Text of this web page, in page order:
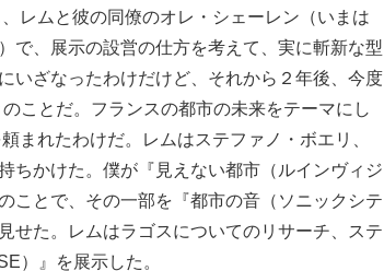
レムと彼の同僚のオレ・シェーレン（いまは
で、展示の設営の仕方を考えて、実に斬新な型
いざなったわけだけど、それから２年後、今度
ことだ。フランスの都市の未来をテーマにし
まれたわけだ。レムはステファノ・ボエリ、
ちかけた。僕が『見えない都市（ルインヴィジ
ことで、その一部を『都市の音（ソニックシテ
せた。レムはラゴスについてのリサーチ、ステ
）』を展示した。